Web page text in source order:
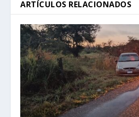
ARTÍCULOS RELACIONADOS